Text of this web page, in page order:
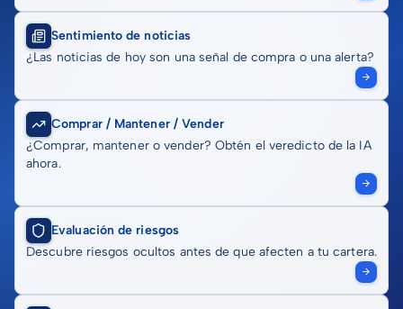
Sentimiento de noticias
¿Las noticias de hoy son una señal de compra o una alerta?
Comprar / Mantener / Vender
¿Comprar, mantener o vender? Obtén el veredicto de la IA
ahora.
Evaluación de riesgos
Descubre riesgos ocultos antes de que afecten a tu cartera.